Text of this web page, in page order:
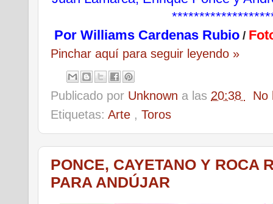
Por Williams Cardenas Rubio /
Pinchar aquí para seguir leyendo »
Publicado por Unknown a las 20:38
No
Etiquetas: Arte , Toros
PONCE, CAYETANO Y ROCA
PARA ANDÚJAR